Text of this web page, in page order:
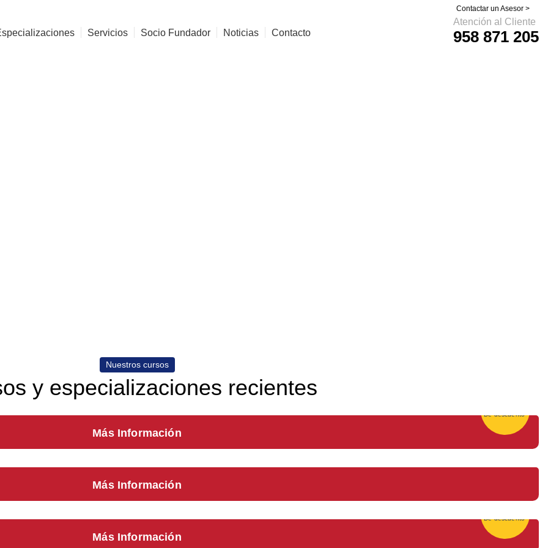
Contactar un Asesor >
Servicios Socio Fundador Noticias Contacto
Atención al Cliente
958 871 205
Nuestros cursos
y especializaciones recientes
De descuento
Más Información
Más Información
De descuento
Más Información